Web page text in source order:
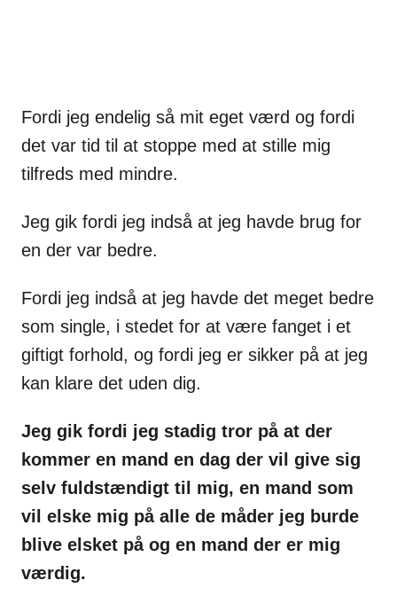
Fordi jeg endelig så mit eget værd og fordi
det var tid til at stoppe med at stille mig
tilfreds med mindre.
Jeg gik fordi jeg indså at jeg havde brug for
en der var bedre.
Fordi jeg indså at jeg havde det meget bedre
som single, i stedet for at være fanget i et
giftigt forhold, og fordi jeg er sikker på at jeg
kan klare det uden dig.
Jeg gik fordi jeg stadig tror på at der
kommer en mand en dag der vil give sig
selv fuldstændigt til mig, en mand som
vil elske mig på alle de måder jeg burde
blive elsket på og en mand der er mig
værdig.